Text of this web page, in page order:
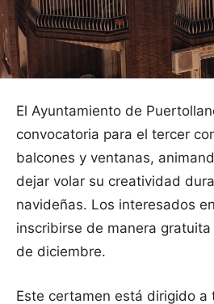
El Ayuntamiento de
convocatoria para el tercer
balcones y ventanas,
dejar volar su creatividad
navideñas. Los interesados
inscribirse de manera
de diciembre.
Este certamen está dirigido a